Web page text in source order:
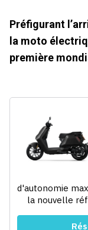
Préfigurant
la moto
première